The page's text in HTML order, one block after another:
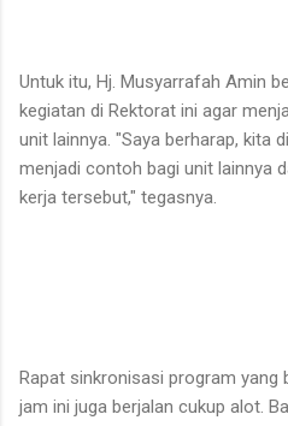
Untuk itu, Hj. Musyarrafah Amin
kegiatan di Rektorat ini agar
unit lainnya. "Saya berharap, kita
menjadi contoh bagi unit lainnya
kerja tersebut," tegasnya.
Rapat sinkronisasi program yang
jam ini juga berjalan cukup alot.